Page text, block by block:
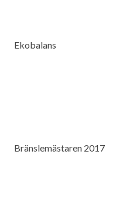
Ekobalans
Bränslemästaren 2017